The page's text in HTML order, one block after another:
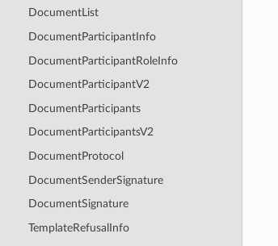
DocumentList
DocumentParticipantInfo
DocumentParticipantRoleInfo
DocumentParticipantV2
DocumentParticipants
DocumentParticipantsV2
DocumentProtocol
DocumentSenderSignature
DocumentSignature
TemplateRefusalInfo